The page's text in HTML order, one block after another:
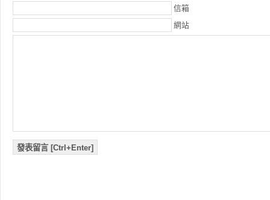
信箱
網站